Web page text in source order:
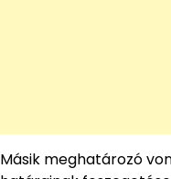
Másik meghatározó